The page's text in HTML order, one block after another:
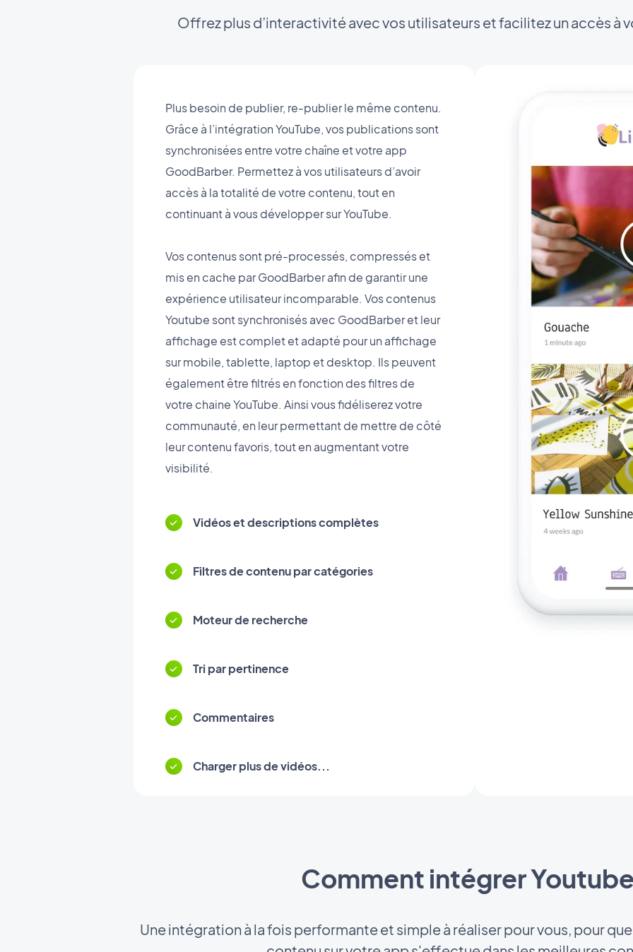
Offrez plus d’interactivité avec vos utilisateurs et facilitez un accès à
Plus besoin de publier, re-publier le même contenu.
Grâce à l’intégration YouTube, vos publications sont
synchronisées entre votre chaîne et votre app
GoodBarber. Permettez à vos utilisateurs d’avoir
accès à la totalité de votre contenu, tout en
continuant à vous développer sur YouTube.
Vos contenus sont pré-processés, compressés et
mis en cache par GoodBarber afin de garantir une
expérience utilisateur incomparable. Vos contenus
Youtube sont synchronisés avec GoodBarber et leur
affichage est complet et adapté pour un affichage
sur mobile, tablette, laptop et desktop. Ils peuvent
également être filtrés en fonction des filtres de
votre chaine YouTube. Ainsi vous fidéliserez votre
communauté, en leur permettant de mettre de côté
leur contenu favoris, tout en augmentant votre
visibilité.
Vidéos et descriptions complètes
Filtres de contenu par catégories
Moteur de recherche
Tri par pertinence
Commentaires
Charger plus de vidéos...
Comment intégrer
Une intégration à la fois performante et simple à réaliser pour vous, pour